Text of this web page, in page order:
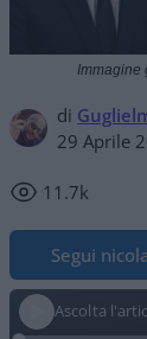
di
29 Aprile
11.7k
Immagine
Segui
Ascolta